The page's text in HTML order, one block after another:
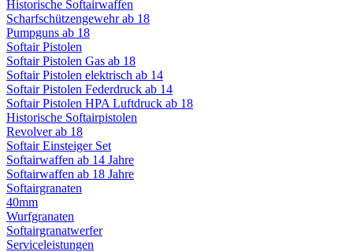
Historische Softairwaffen
Scharfschützengewehr ab 18
Pumpguns ab 18
Softair Pistolen
Softair Pistolen Gas ab 18
Softair Pistolen elektrisch ab 14
Softair Pistolen Federdruck ab 14
Softair Pistolen HPA Luftdruck ab 18
Historische Softairpistolen
Revolver ab 18
Softair Einsteiger Set
Softairwaffen ab 14 Jahre
Softairwaffen ab 18 Jahre
Softairgranaten
40mm
Wurfgranaten
Softairgranatwerfer
Serviceleistungen